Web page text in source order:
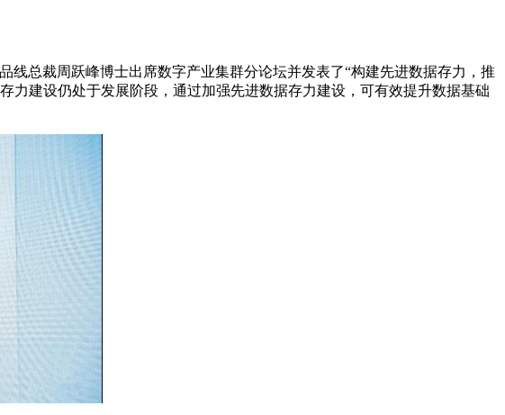
线总裁周跃峰博士出席数字产业集群分论坛并发表了“构建先进数据存力，推
力建设仍处于发展阶段，通过加强先进数据存力建设，可有效提升数据基础